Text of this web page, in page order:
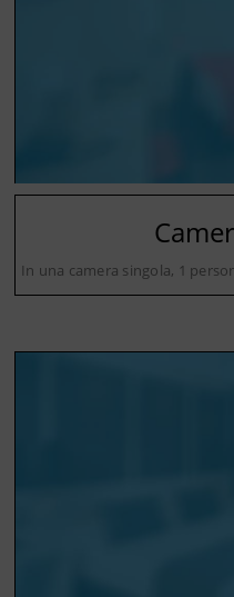
In una camera singola, 1